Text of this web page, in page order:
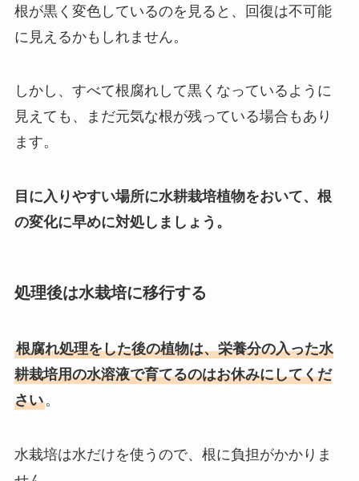
根が黒く変色しているのを見ると、回復は不可能
に見えるかもしれません。
しかし、すべて根腐れして黒くなっているように
見えても、まだ元気な根が残っている場合もあり
ます。
目に入りやすい場所に水耕栽培植物をおいて、根
の変化に早めに対処しましょう。
処理後は水栽培に移行する
根腐れ処理をした後の植物は、栄養分の入った水
耕栽培用の水溶液で育てるのはお休みにしてくだ
さい。
水栽培は水だけを使うので、根に負担がかかりま